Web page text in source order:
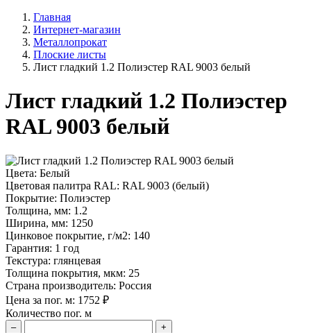
Главная
Интернет-магазин
Металлопрокат
Плоские листы
Лист гладкий 1.2 Полиэстер RAL 9003 белый
Лист гладкий 1.2 Полиэстер
RAL 9003 белый
Цвета: Белый
Цветовая палитра RAL: RAL 9003 (белый)
Покрытие: Полиэстер
Толщина, мм: 1.2
Ширина, мм: 1250
Цинковое покрытие, г/м2: 140
Гарантия: 1 год
Текстура: глянцевая
Толщина покрытия, мкм: 25
Страна производитель: Россия
Цена за пог. м: 1752 ₽
Количество пог. м
– +